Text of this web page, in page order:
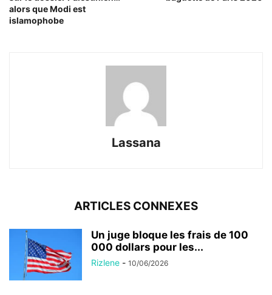
alors que Modi est
islamophobe
Lassana
ARTICLES CONNEXES
Un juge bloque les frais de 100
000 dollars pour les...
Rizlene - 10/06/2026